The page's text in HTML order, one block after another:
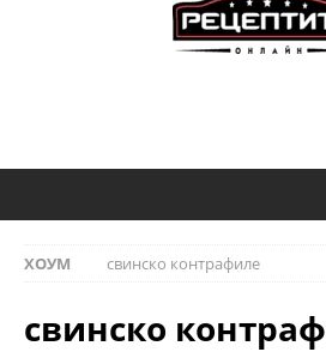
ХОУМ свинско контрафиле
свинско